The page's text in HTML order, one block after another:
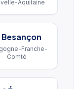
Aquitaine
Besançon
Franche-
Comté